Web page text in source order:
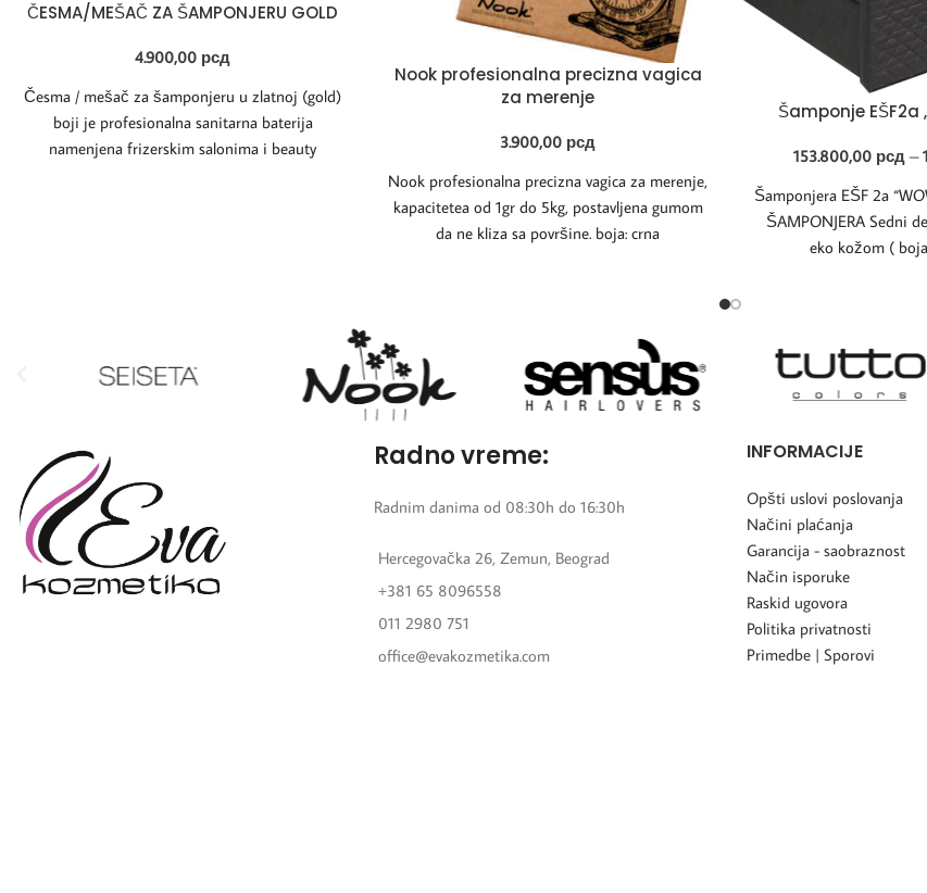
ČESMA/MEŠAČ ZA ŠAMPONJERU GOLD
4.900,00 рсд
Česma / mešač za šamponjeru u zlatnoj (gold)
boji je profesionalna sanitarna baterija
namenjena frizerskim salonima i beauty
Nook profesionalna precizna vagica
za merenje
3.900,00 рсд
Nook profesionalna precizna vagica za merenje,
kapacitetea od 1gr do 5kg, postavljena gumom
da ne kliza sa površine. boja: crna
Šamponje EŠF2a
153.800,00 рсд –
Šamponjera EŠF 2a
ŠAMPONJERA Sedni
eko kožom (
Radno vreme:
Radnim danima od 08:30h do 16:30h
Hercegovačka 26, Zemun, Beograd
+381 65 8096558
011 2980 751
office@evakozmetika.com
INFORMACIJE
Opšti uslovi poslovanja
Načini plaćanja
Garancija - saobraznost
Način isporuke
Raskid ugovora
Politika privatnosti
Primedbe | Sporovi